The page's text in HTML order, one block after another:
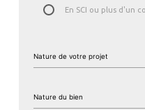
En SCI ou plus d'un